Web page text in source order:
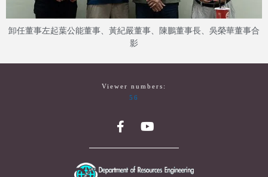
卸任董事左起葉公能董事、黃紀嚴董事、陳鵬董事長、吳榮華董事合
影
Viewer numbers:
56